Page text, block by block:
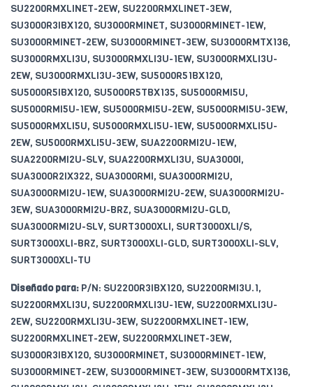
SU2200RMXLINET-2EW, SU2200RMXLINET-3EW,
SU3000R3IBX120, SU3000RMINET, SU3000RMINET-1EW,
SU3000RMINET-2EW, SU3000RMINET-3EW, SU3000RMTX136,
SU3000RMXLI3U, SU3000RMXLI3U-1EW, SU3000RMXLI3U-
2EW, SU3000RMXLI3U-3EW, SU5000R51BX120,
SU5000R5IBX120, SU5000R5TBX135, SU5000RMI5U,
SU5000RMI5U-1EW, SU5000RMI5U-2EW, SU5000RMI5U-3EW,
SU5000RMXLI5U, SU5000RMXLI5U-1EW, SU5000RMXLI5U-
2EW, SU5000RMXLI5U-3EW, SUA2200RMI2U-1EW,
SUA2200RMI2U-SLV, SUA2200RMXLI3U, SUA3000I,
SUA3000R2IX322, SUA3000RMI, SUA3000RMI2U,
SUA3000RMI2U-1EW, SUA3000RMI2U-2EW, SUA3000RMI2U-
3EW, SUA3000RMI2U-BRZ, SUA3000RMI2U-GLD,
SUA3000RMI2U-SLV, SURT3000XLI, SURT3000XLI/S,
SURT3000XLI-BRZ, SURT3000XLI-GLD, SURT3000XLI-SLV,
SURT3000XLI-TU
Diseñado para: P/N: SU2200R3IBX120, SU2200RMI3U.1,
SU2200RMXLI3U, SU2200RMXLI3U-1EW, SU2200RMXLI3U-
2EW, SU2200RMXLI3U-3EW, SU2200RMXLINET-1EW,
SU2200RMXLINET-2EW, SU2200RMXLINET-3EW,
SU3000R3IBX120, SU3000RMINET, SU3000RMINET-1EW,
SU3000RMINET-2EW, SU3000RMINET-3EW, SU3000RMTX136,